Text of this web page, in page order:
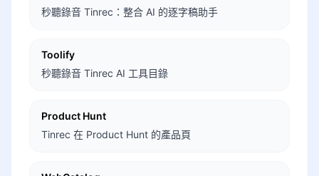
秒聽錄音 Tinrec：整合 AI 的逐字稿助手
Toolify
秒聽錄音 Tinrec AI 工具目錄
Product Hunt
Tinrec 在 Product Hunt 的產品頁